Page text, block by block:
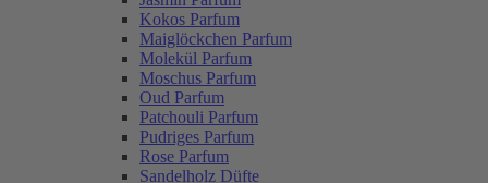
Kokos Parfum
Maiglöckchen Parfum
Molekül Parfum
Moschus Parfum
Oud Parfum
Patchouli Parfum
Pudriges Parfum
Rose Parfum
Sandelholz Düfte